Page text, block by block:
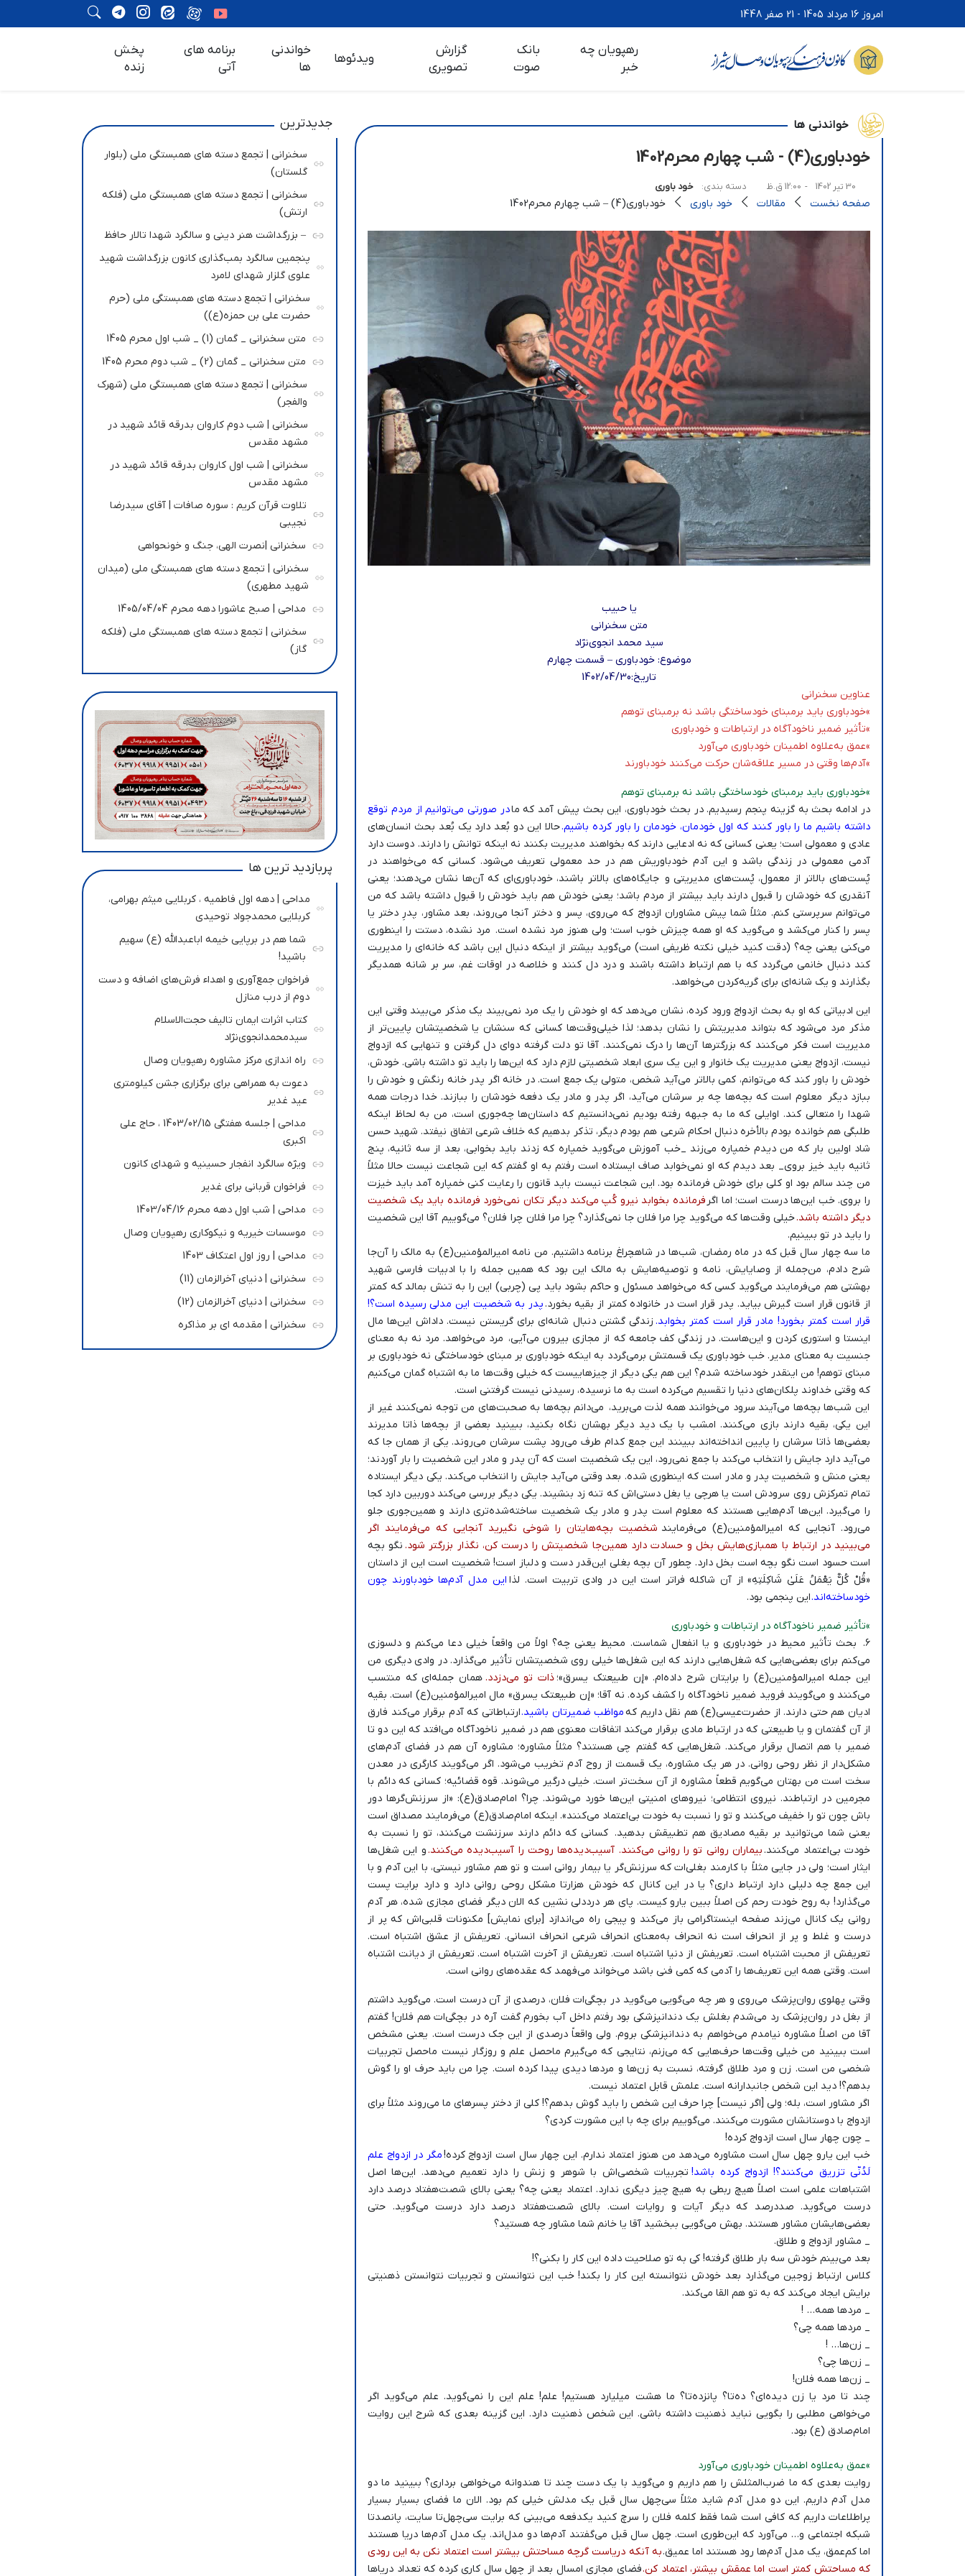
امروز 16 مرداد 1405 - 21 صفر 1448
رهپویان چه
خبر
بانک
صوت
گزارش
تصویری
ویدئوها
خواندنی
ها
برنامه های
آتی
پخش
زنده
خواندنی ها
خودباوری(4) - شب چهارم محرم‌1402
30 تیر 1402 - 12:00 ق.ظ دسته بندی: خود باوری
صفحه نخست مقالات خود باوری خودباوری(4) – شب چهارم محرم‌1402
یا حبیب
متن سخنرانی
سید محمد انجوی‌نژاد
موضوع: خودباوری – قسمت چهارم
تاریخ:1402/04/30
عناوین سخنرانی
»خودباوری باید برمبنای خودساختگی باشد نه برمبنای توهم
»تأثیر ضمیر ناخودآگاه در ارتباطات و خودباوری
»عمق به‌علاوه اطمینان خودباوری می‌آورد
»آدم‌ها وقتی در مسیر علاقه‌شان حرکت می‌کنند خودباورند
»خودباوری باید برمبنای خودساختگی باشد نه برمبنای توهم
در ادامه بحث به گزینه پنجم رسیدیم. در بحث خودباوری، این بحث پیش آمد که مادر صورتی می‌توانیم از مردم توقع
داشته باشیم ما را باور کنند که اول خودمان، خودمان را باور کرده باشیم.حالا این دو بُعد دارد یک بُعد بحث انسان‌های
عادی و معمولی است؛ یعنی کسانی که نه ادعایی دارند که بخواهند مدیریت بکنند نه اینکه توانش را دارند. دوست دارد
آدمی معمولی در زندگی باشد و این آدم خودباوریش هم در حد معمولی تعریف می‌شود. کسانی که می‌خواهند در
پُست‌های بالاتر از معمول، پُست‌های مدیریتی و جایگاه‌های بالاتر باشند، خودباوری‌ای که آن‌ها نشان می‌دهند؛ یعنی
آنقدری که خودشان را قبول دارند باید بیشتر از مردم باشد؛ یعنی خودش هم باید خودش را قبول داشته باشد که من
می‌توانم سرپرستی کنم. مثلاً شما پیش مشاوران ازدواج که می‌روی، پسر و دختر آنجا می‌روند، بعد مشاور، پدرِ دختر یا
پسر را کنار می‌کشد و می‌گوید که او همه چیزش خوب است؛ ولی هنوز مرد نشده است. مرد نشده، دستت را اینطوری
می‌کنی یعنی چه؟ (دقت کنید خیلی نکته ظریفی است) می‌گوید بیشتر از اینکه دنبال این باشد که خانه‌ای را مدیریت
کند دنبال خانمی می‌گردد که با هم ارتباط داشته باشند و درد دل کنند و خلاصه در اوقات غم، سر بر شانه همدیگر
بگذارند و یک شانه‌ای برای گریه‌کردن می‌خواهد.
این ادبیاتی که او به بحث ازدواج ورود کرده، نشان می‌دهد که او خودش را یک مرد نمی‌بیند یک مذکر می‌بیند وقتی این
مذکر مرد می‌شود که بتواند مدیریتش را نشان بدهد؛ لذا خیلی‌وقت‌ها کسانی که سنشان یا شخصیتشان پایین‌تر از
مدیریت است فکر می‌کنند که بزرگترها آن‌ها را درک نمی‌کنند. آقا تو دلت گرفته دوای دل گرفتن و تنهایی که ازدواج
نیست، ازدواج یعنی مدیریت یک خانوار و این یک سری ابعاد شخصیتی لازم دارد که این‌ها را باید تو داشته باشی. خودش،
خودش را باور کند که می‌توانم، کمی بالاتر می‌آید شخص، متولی یک جمع است. در خانه اگر پدر خانه رنگش و خودش را
ببازد دیگر معلوم است که بچه‌ها چه بر سرشان می‌آید، اگر پدر و مادر یک دفعه خودشان را ببازند. خدا درجات همه
شهدا را متعالی کند. اوایلی که ما به جبهه رفته بودیم نمی‌دانستیم که داستان‌ها چه‌جوری است، من به لحاظ اینکه
طلبگی هم خوانده بودم بالأخره دنبال احکام شرعی هم بودم دیگر، تذکر بدهیم که خلاف شرعی اتفاق نیفتد. شهید حسن
شاد اولین بار که من دیدم خمپاره می‌زند _خب آموزش می‌گوید خمپاره که زدند باید بخوابی، بعد از سه ثانیه، پنج
ثانیه باید خیز بروی_ بعد دیدم که او نمی‌خوابد صاف ایستاده است رفتم به او گفتم که این شجاعت نیست حالا مثلاً
من چند سالم بود او کلی برای خودش فرمانده بود. این شجاعت نیست باید قانون را رعایت کنی خمپاره آمد باید خیزت
را بروی. خب این‌ها درست است؛ اما اگر فرمانده بخوابد نیرو کُپ می‌کند دیگر تکان نمی‌خورد فرمانده باید یک شخصیت
دیگر داشته باشد.خیلی وقت‌ها که می‌گوید چرا مرا فلان جا نمی‌گذارد؟ چرا مرا فلان چرا فلان؟ می‌گوییم آقا این شخصیت
را باید در تو ببینیم.
ما سه چهار سال قبل که در ماه رمضان، شب‌ها در شاهچراغ برنامه داشتیم. من نامه امیرالمؤمنین(ع) به مالک را آن‌جا
شرح دادم، من‌جمله از وصایایش، نامه و توصیه‌هایش به مالک این بود که همین جمله را با ادبیات فارسی شهید
بهشتی هم می‌فرمایند می‌گوید کسی که می‌خواهد مسئول و حاکم بشود باید پی (چربی) این را به تنش بمالد که کمتر
از قانون قرار است گیرش بیاید. پدر قرار است در خانواده کمتر از بقیه بخورد.پدر به شخصیت این مدلی رسیده است؟!
قرار است کمتر بخورد! مادر قرار است کمتر بخوابد. زندگی گشتن دنبال شانه‌ای برای گریستن نیست. داداش این‌ها مال
اینستا و استوری کردن و این‌هاست. در زندگی کف جامعه که از مجازی بیرون می‌آیی، مرد می‌خواهد. مرد نه به معنای
جنسیت به معنای مدیر. خب خودباوری یک قسمتش برمی‌گردد به اینکه خودباوری بر مبنای خودساختگی نه خودباوری بر
مبنای توهم! من اینقدر خودساخته شدم؟ این هم یکی دیگر از چیزهاییست که خیلی وقت‌ها ما به اشتباه گمان می‌کنیم
که وقتی خداوند پلکان‌های دنیا را تقسیم می‌کرده است به ما نرسیده، رسیدنی نیست گرفتنی است.
این شب‌ها بچه‌ها می‌آیند سرود می‌خوانند همه لذت می‌برید، می‌دانم بچه‌ها به صحبت‌های من توجه نمی‌کنند غیر از
این یکی، بقیه دارند بازی می‌کنند. امشب با یک دید دیگر بهشان نگاه بکنید، ببینید بعضی از بچه‌ها ذاتا مدیرند
بعضی‌ها ذاتا سرشان را پایین انداخته‌اند ببینند این جمع کدام طرف می‌رود پشت سرشان می‌روند. یکی از همان جا که
می‌آید دارد جایش را انتخاب می‌کند با جمع نمی‌رود، این یک شخصیت است که آن پدر و مادر این شخصیت را بار آوردند؛
یعنی منش و شخصیت پدر و مادر است که اینطوری شده. بعد وقتی می‌آید جایش را انتخاب می‌کند. یکی دیگر ایستاده
تمام تمرکزش روی سرودش است یا هرچی یا بغل دستی‌اش که تنه زد بنشیند. یکی دیگر بررسی می‌کند دوربین دارد کجا
را می‌گیرد. این‌ها آدم‌هایی هستند که معلوم است پدر و مادر یک شخصیت ساخته‌شده‌تری دارند و همین‌جوری جلو
می‌رود. آنجایی که امیرالمؤمنین(ع) می‌فرمایند شخصیت بچه‌هایتان را شوخی نگیرید آنجایی که می‌فرمایند اگر
می‌بینید در ارتباط با همبازی‌هایش بخل و حسادت دارد همین‌جا شخصیتش را درست کن، نگذار بزرگتر شود. نگو بچه
است حسود است نگو بچه‌ است بخل دارد. چطور آن بچه بغلی این‌قدر دست و دلباز است! شخصیت است این از داستان
«قُلْ كُلٌّ يَعْمَلُ عَلَىٰ شَاكِلَتِهِ» از آن شاکله فراتر است این در وادی تربیت است. لذا این مدل آدم‌ها خودباورند چون
خودساخته‌اند.این پنجمی بود.
»تأثیر ضمیر ناخودآگاه در ارتباطات و خودباوری
۶. بحث تأثیر محیط در خودباوری و یا انفعال شماست. محیط یعنی چه؟ اولاً من واقعاً خیلی دعا می‌کنم و دلسوزی
می‌کنم برای بعضی‌هایی که شغل‌هایی دارند که این شغل‌ها خیلی روی شخصیتشان تأثیر می‌گذارد. در وادی دیگری من
این جمله امیرالمؤمنین(ع) را برایتان شرح داده‌ام. «إن طبیعتک یسرق»؛ذات تو می‌دزدد. همان جمله‌ای که منتسب
می‌کنند و می‌گویند فروید ضمیر ناخودآگاه را کشف کرده. نه آقا؛ «إن طبیعتک یسرق» مال امیرالمؤمنین(ع) است. بقیه
ادیان هم حتی دارند. از حضرت‌عیسی(ع) هم نقل داریم کهمواظب ضمیرتان باشید.ارتباطاتی که آدم برقرار می‌کند فارق
از آن گفتمان و یا طبیعتی که در ارتباط مادی برقرار می‌کند اتفاقات معنوی هم در ضمیر ناخودآگاه می‌افتد که این دو تا
ضمیر با هم اتصال برقرار می‌کند. شغل‌هایی که گفتم چی هستند؟ مثلاً مشاوره؛ مشاوره آن هم در فضای آدم‌های
مشکل‌دار از نظر روحی روانی. در هر یک مشاوره، یک قسمت از روح آدم تخریب می‌شود. اگر می‌گویند کارگری در معدن
سخت است من بهتان می‌گویم قطعاً مشاوره از آن سخت‌تر است. خیلی درگیر می‌شوند. قوه قضائیه؛ کسانی که دائم با
مجرمین در ارتباطند. نیروی انتظامی؛ نیروهای امنیتی این‌ها خورد می‌شوند. چرا؟ امام‌صادق(ع): «از سرزنش‌گرها دور
باش چون تو را خفیف می‌کنند و تو را نسبت به خودت بی‌اعتماد می‌کنند». اینکه امام‌صادق(ع) می‌فرمایند مصداق است
یعنی شما می‌توانید بر بقیه مصادیق هم تطبیقش بدهید. کسانی که دائم دارند سرزنشت می‌کنند، تو را نسبت به
خودت بی‌اعتماد می‌کنند.بیماران روانی تو را روانی می‌کنند. آسیب‌دیده‌ها روحت را آسیب‌دیده می‌کنند.و این شغل‌ها
ایثار است؛ ولی در جایی مثلاً با کارمند بغلی‌ات که سرزنش‌گر یا بیمار روانی است و تو هم مشاور نیستی، با این آدم و با
این جمع چه دلیلی دارد ارتباط داری؟ یا در این کانال که خودش هزارتا مشکل روحی روانی دارد و دارد برایت پست
می‌گذارد! به روح خودت رحم کن اصلاً ببین یارو کیست. پای هر درددلی نشین که الان دیگر فضای مجازی شده، هر آدم
روانی یک کانال می‌زند صفحه اینستاگرامی باز می‌کند و پیجی راه می‌اندازد [برای نمایش] مکنونات قلبی‌اش که پر از
درست و غلط و پر از انحراف است نه انحراف به‌معنای انحراف شرعی انحراف انسانی. تعریفش از عشق اشتباه است.
تعریفش از محبت اشتباه است. تعریفش از دنیا اشتباه است. تعریفش از آخرت اشتباه است. تعریفش از دیانت اشتباه
است. وقتی همه این تعریف‌ها را آدمی که کمی فنی باشد می‌خواند می‌فهمد که عقده‌های روانی است.
وقتی پهلوی روان‌پزشک می‌روی و هر چه می‌گویی می‌گوید در بچگی‌ات فلان، درصدی از آن درست است. می‌گوید داشتم
از بغل در روان‌پزشک رد می‌شدم بغلش یک دندانپزشکی بود رفتم داخل آب بخورم گفت آره در بچگی‌ات هم فلان! گفتم
آقا من اصلاً مشاوره نیامدم می‌خواهم به دندانپزشکی بروم. ولی واقعاً درصدی از این جک درست است. یعنی مشخص
است ببینید من خیلی وقت‌ها حرف‌هایی که می‌زنم، نتایجی که می‌گیرم ماحصل علم و روزگار نیست ماحصل تجربیات
شخصی من است. زن و مرد طلاق گرفته، نسبت به زن‌ها و مردها دیدی پیدا کرده است. چرا من باید حرف او را گوش
بدهم؟! دید این شخص جانبدارانه است. علمش قابل اعتماد نیست.
اگر مشاور است، بله؛ ولی [اگر نیست] چرا حرف این شخص را باید گوش بدهم؟! کلی از دختر پسرهای ما می‌روند مثلاً برای
ازدواج با دوستانشان مشورت می‌کنند. می‌گوییم برای چه با این مشورت کردی؟
_ چون چهار سال است ازدواج کرده!
خب این یارو چهل سال است مشاوره می‌دهد من هنوز اعتماد ندارم. این چهار سال است ازدواج کرده!مگر در ازدواج علم
لَدُنّی تزریق می‌کنند؟! ازدواج کرده باشد! تجربیات شخصی‌اش با شوهر و زنش را دارد تعمیم می‌دهد. این‌ها اصل
اشتباهات علمی است اصلاً هیچ ربطی به هیچ چیز دیگری ندارد. اعتماد یعنی چه؟ یعنی بالای شصت‌هفتاد درصد دارد
درست می‌گوید. صددرصد که دیگر آیات و روایات است. بالای شصت‌هفتاد درصد دارد درست می‌گوید. حتی
بعضی‌هایشان مشاور هستند. بهش می‌گویی ببخشید آقا یا خانم شما مشاور چه هستید؟
_ مشاور ازدواج و طلاق.
بعد می‌بینم خودش سه بار طلاق گرفته! کی به تو صلاحیت داده این کار را بکنی؟!
کلاس ارتباط زوجین می‌گذارد بعد خودش نتوانسته این کار را بکند! خب این نتوانستن و تجربیات نتوانستن ذهنیتی
برایش ایجاد می‌کند که به تو هم القا می‌کند.
_ مردها همه… !
_ مردها همه چی؟
_ زن‌ها… !
_ زن‌ها چی؟
_ زن‌ها همه فلان!
چند تا مرد یا زن دیده‌ای؟ ده‌تا؟ پانزده‌تا؟ ما هشت میلیارد هستیم! علم! علم این را نمی‌گوید. علم می‌گوید اگر
می‌خواهی مطلبی را بگویی نباید ذهنیت داشته باشی. این شخص ذهنیت دارد. این گزینه بعدی که شرح این روایت
امام‌صادق (ع) بود.
»عمق به‌علاوه اطمینان خودباوری می‌آورد
روایت بعدی که ما ضرب‌المثلش را هم داریم و می‌گوید با یک دست چند تا هندوانه می‌خواهی برداری؟ ببینید ما دو
مدل آدم داریم. این دو مدل آدم شاید مثلاً سی‌چهل سال قبل یک مدلش خیلی کم بود. الان ما فضای بسیار بسیار
پراطلاعات داریم که کافی است شما فقط کلمه فلان را سرچ کنید یکدفعه می‌بینی که برایت سی‌چهل‌تا سایت، پانصد‌تا
شبکه اجتماعی و… می‌آورد که این‌طوری است. چهل سال قبل می‌گفتند آدم‌ها دو مدل‌اند. یک مدل آدم‌ها دریا هستند
اما کم‌عمق، یک مدل آدم‌ها رود هستند اما عمیق.به آنکه دریاست گرچه مساحتش بیشتر است اعتماد نکن به این رودی
که مساحتش کمتر است اما عمقش بیشتر، اعتماد کن.فضای مجازی امسال بعد از چهل سال کاری کرده که تعداد دریاها
جدیدترین
سخنرانی | تجمع دسته های همبستگی ملی (بلوار
گلستان)
سخنرانی | تجمع دسته های همبستگی ملی (فلکه
ارتش)
– بزرگداشت هنر دینی و سالگرد شهدا تالار حافظ
پنجمین سالگرد بمب‌گذاری کانون بزرگداشت شهید
علوی گلزار شهدای لامرد
سخنرانی | تجمع دسته های همبستگی ملی (حرم
حضرت علی بن حمزه(ع))
متن سخنرانی _ گمان (1) _ شب اول محرم 1405
متن سخنرانی _ گمان (2) _ شب دوم محرم 1405
سخنرانی | تجمع دسته های همبستگی ملی (شهرک
والفجر)
سخنرانی | شب دوم کاروان بدرقه قائد شهید در
مشهد مقدس
سخنرانی | شب اول کاروان بدرقه قائد شهید در
مشهد مقدس
تلاوت قرآن کریم : سوره صافات | آقای سیدرضا
نجیبی
سخنرانی |نصرت الهی، جنگ و خونحواهی
سخنرانی | تجمع دسته های همبستگی ملی (میدان
شهید مطهری)
مداحی | صبح عاشورا دهه محرم 1405/04/04
سخنرانی | تجمع دسته های همبستگی ملی (فلکه
گاز)
پربازدید ترین ها
مداحی | دهه اول فاطمیه ، کربلایی میثم بهرامی،
کربلایی محمدجواد توحیدی
شما هم در برپایی خیمه اباعبدالله (ع) سهیم
باشید!
فراخوان جمع‌آوری و اهداء فرش‌های اضافه و دست
دوم از درب منازل
کتاب اثرات ایمان تالیف حجت‌الاسلام
سیدمحمدانجوی‌نژاد
راه اندازی مرکز مشاوره رهپویان وصال
دعوت به همراهی برای برگزاری جشن کیلومتری
عید غدیر
مداحی | جلسه هفتگی 1403/02/15 ، حاج علی
اکبری
ویژه سالگرد انفجار حسینیه و شهدای کانون
فراخوان قربانی برای غدیر
مداحی | شب اول دهه محرم 1403/04/16
موسسات خیریه و نیکوکاری رهپویان وصال
مداحی | روز اول اعتکاف 1403
سخنرانی | دنیای آخرالزمان (11)
سخنرانی | دنیای آخرالزمان (12)
سخنرانی | مقدمه ای بر مذاکره